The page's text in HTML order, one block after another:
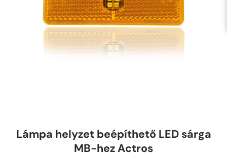
Lámpa helyzet beépíthető LED sárga
MB-hez Actros